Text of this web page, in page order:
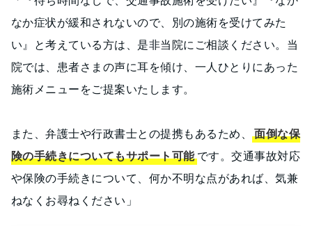
なか症状が緩和されないので、別の施術を受けてみた
い』と考えている方は、是非当院にご相談ください。当
院では、患者さまの声に耳を傾け、一人ひとりにあった
施術メニューをご提案いたします。
また、弁護士や行政書士との提携もあるため、面倒な保
険の手続きについてもサポート可能です。交通事故対応
や保険の手続きについて、何か不明な点があれば、気兼
ねなくお尋ねください」